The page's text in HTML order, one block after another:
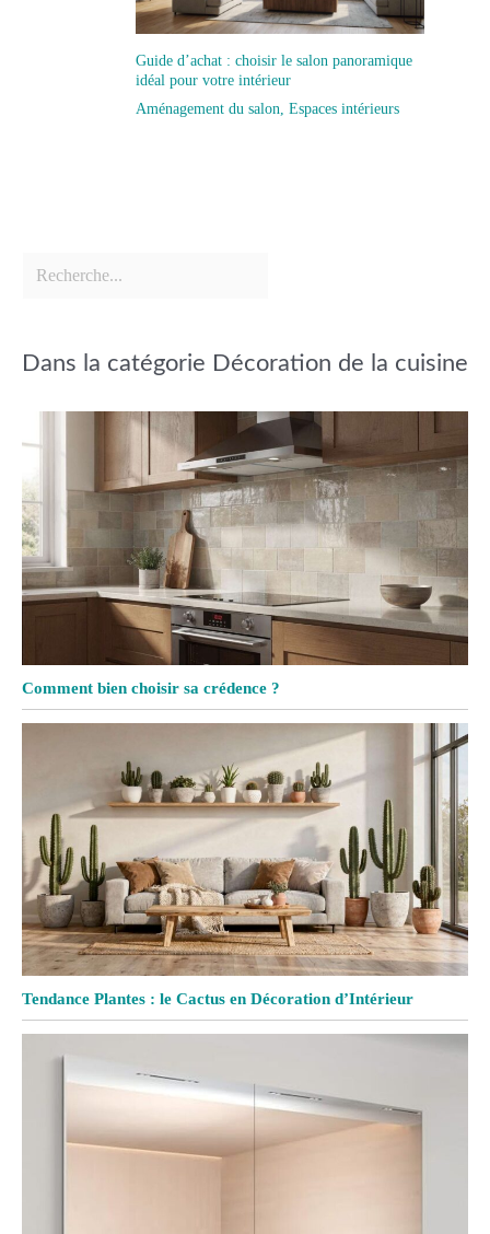
Guide d’achat : choisir le salon panoramique
idéal pour votre intérieur
Aménagement du salon, Espaces intérieurs
Dans la catégorie Décoration de la cuisine
Comment bien choisir sa crédence ?
Tendance Plantes : le Cactus en Décoration d’Intérieur